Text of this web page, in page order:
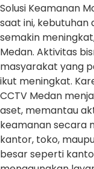
Solusi Keamanan
saat ini, kebutuhan
semakin
Medan. Aktivitas
masyarakat yang
ikut meningkat.
CCTV Medan
aset, memantau
keamanan secara
kantor, toko,
besar seperti